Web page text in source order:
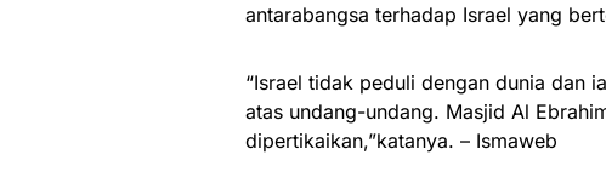
antarabangsa terhadap Israel yang
“Israel tidak peduli dengan dunia dan
atas undang-undang. Masjid Al
dipertikaikan,”katanya. – Ismaweb